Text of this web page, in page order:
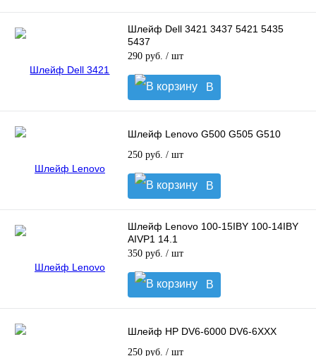
Шлейф Dell 3421 3437 5421 5435
5437
290 руб. / шт
В
корзину
Шлейф Lenovo G500 G505 G510
250 руб. / шт
В
корзину
Шлейф Lenovo 100-15IBY 100-14IBY
AIVP1 14.1
350 руб. / шт
В
корзину
Шлейф HP DV6-6000 DV6-6XXX
250 руб. / шт